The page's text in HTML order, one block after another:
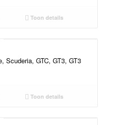
Toon details
Scuderia, GTC, GT3, GT3
Toon details